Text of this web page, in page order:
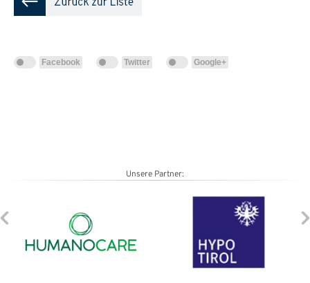
Facebook Twitter Google+
Unsere Partner: